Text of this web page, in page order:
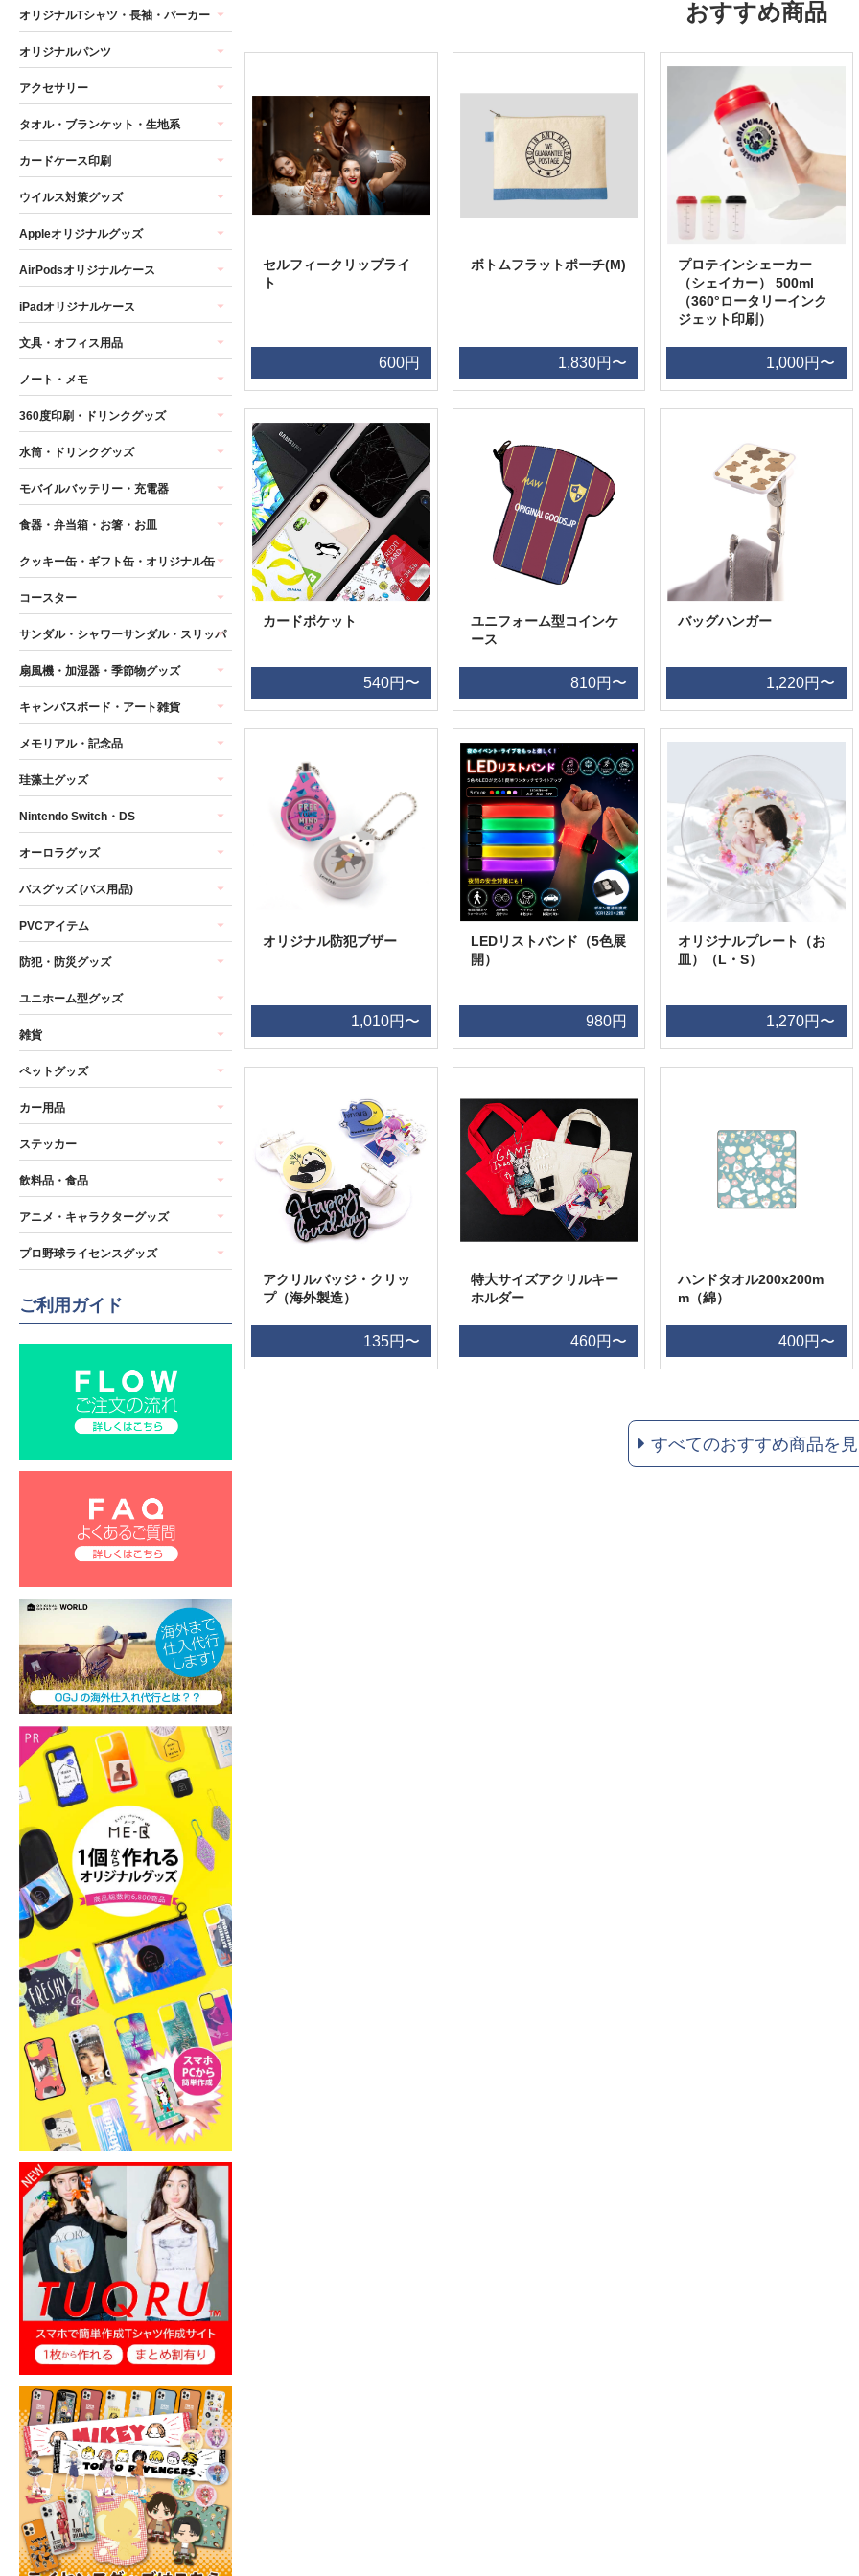
おすすめ商品
セルフィークリップライ
ト
600円
ボトムフラットポーチ(M)
1,830円〜
プロテインシェーカー
（シェイカー） 500ml
（360°ロータリーインク
ジェット印刷）
1,000円〜
カードポケット
540円〜
ユニフォーム型コインケ
ース
810円〜
バッグハンガー
1,220円〜
オリジナル防犯ブザー
1,010円〜
LEDリストバンド（5色展
開）
980円
オリジナルプレート（お
皿）（L・S）
1,270円〜
アクリルバッジ・クリッ
プ（海外製造）
135円〜
特大サイズアクリルキー
ホルダー
460円〜
ハンドタオル200x200m
m（綿）
400円〜
すべてのおすすめ商品を
オリジナルTシャツ・長袖・パーカー
オリジナルパンツ
アクセサリー
タオル・ブランケット・生地系
カードケース印刷
ウイルス対策グッズ
Appleオリジナルグッズ
AirPodsオリジナルケース
iPadオリジナルケース
文具・オフィス用品
ノート・メモ
360度印刷・ドリンクグッズ
水筒・ドリンクグッズ
モバイルバッテリー・充電器
食器・弁当箱・お箸・お皿
クッキー缶・ギフト缶・オリジナル缶
コースター
サンダル・シャワーサンダル・スリッパ
扇風機・加湿器・季節物グッズ
キャンバスボード・アート雑貨
メモリアル・記念品
珪藻土グッズ
Nintendo Switch・DS
オーロラグッズ
バスグッズ (バス用品)
PVCアイテム
防犯・防災グッズ
ユニホーム型グッズ
雑貨
ペットグッズ
カー用品
ステッカー
飲料品・食品
アニメ・キャラクターグッズ
プロ野球ライセンスグッズ
ご利用ガイド